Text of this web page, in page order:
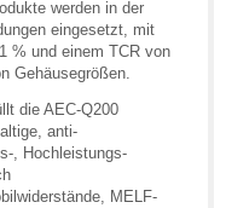
werden in der
eingesetzt, mit
% und einem TCR von
Gehäusegrößen.
die AEC-Q200
anti-
, Hochleistungs-
MELF-